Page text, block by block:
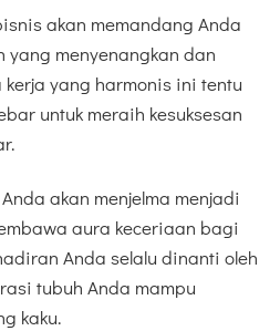
akan memandang Anda
menyenangkan dan
yang harmonis ini tentu
untuk meraih kesuksesan
akan menjelma menjadi
aura keceriaan bagi
Anda selalu dinanti oleh
tubuh Anda mampu
kaku.